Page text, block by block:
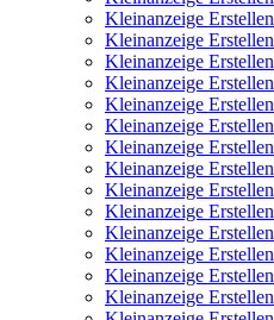
Kleinanzeige Erstellen
Kleinanzeige Erstellen
Kleinanzeige Erstellen
Kleinanzeige Erstellen
Kleinanzeige Erstellen
Kleinanzeige Erstellen
Kleinanzeige Erstellen
Kleinanzeige Erstellen
Kleinanzeige Erstellen
Kleinanzeige Erstellen
Kleinanzeige Erstellen
Kleinanzeige Erstellen
Kleinanzeige Erstellen
Kleinanzeige Erstellen